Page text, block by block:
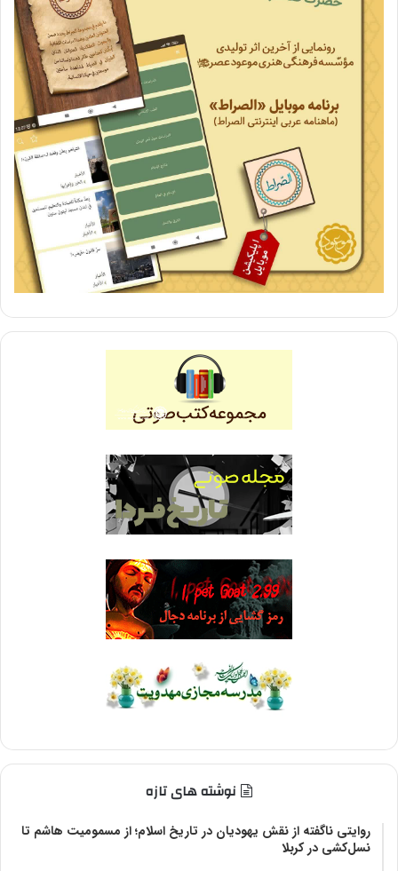
نوشته های تازه
روایتی ناگفته از نقش یهودیان در تاریخ اسلام؛ از مسمومیت هاشم تا
نسل‌کشی در کربلا